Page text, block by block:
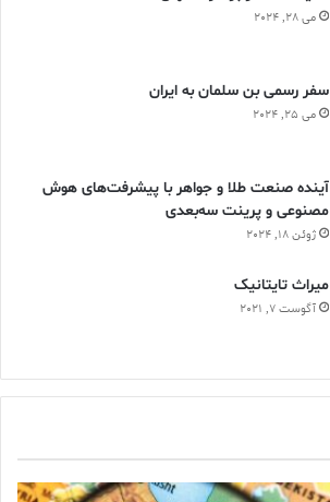
می 28, 2024
سفر رسمی بن سلمان به ایران
می 25, 2024
آینده صنعت طلا و جواهر با پیشرفت‌های هوش
مصنوعی و پرینت سه‌بعدی
ژوئن 18, 2024
ميراث تايتانيک
آگوست 7, 2021